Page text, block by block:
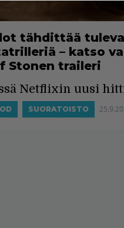
tähdittää
– katso
Stonen traileri
Netflixin uusi
SUORATOISTO